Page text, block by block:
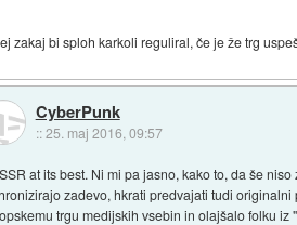
zakaj bi sploh karkoli reguliral, če je že trg
CyberPunk
::25. maj 2016, 09:57
at its best. Ni mi pa jasno, kako to, da še
zadevo, hkrati predvajati tudi
trgu medijskih vsebin in olajšalo folku